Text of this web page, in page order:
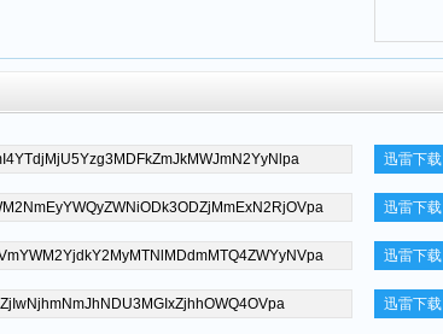
迅雷下载
迅雷下载
迅雷下载
迅雷下载